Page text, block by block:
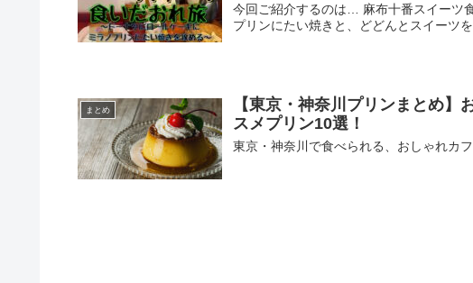
今回ご紹介するのは… 麻布十番スイーツ
プリンにたい焼きと、どどんとスイーツ
まとめ
【東京・神奈川プリンまとめ
スメプリン10選！
東京・神奈川で食べられる、おしゃれカ